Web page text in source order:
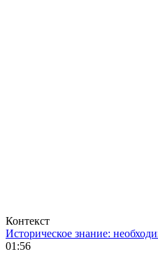
Контекст
Историческое знание:
01:56